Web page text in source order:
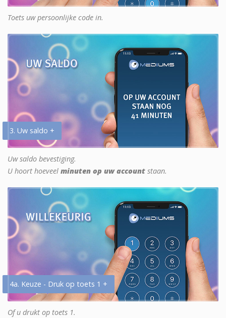
Toets uw persoonlijke code in.
3. Uw saldo +
Uw saldo bevestiging.
U hoort hoeveel minuten op uw account staan.
4a. Keuze - Druk op toets 1 +
Of u drukt op toets 1.